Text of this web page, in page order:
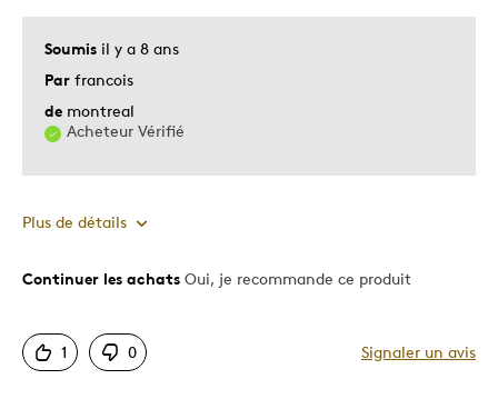
Soumis il y a 8 ans
Par francois
de montreal
Acheteur Vérifié
Plus de détails
Le pour
Continuer les achats Oui, je recommande ce produit
1 0 Signaler un avis